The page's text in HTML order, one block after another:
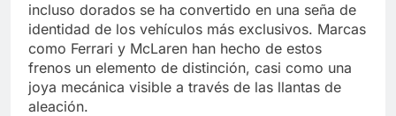
incluso dorados se ha convertido en una seña de
identidad de los vehículos más exclusivos. Marcas
como Ferrari y McLaren han hecho de estos
frenos un elemento de distinción, casi como una
joya mecánica visible a través de las llantas de
aleación.